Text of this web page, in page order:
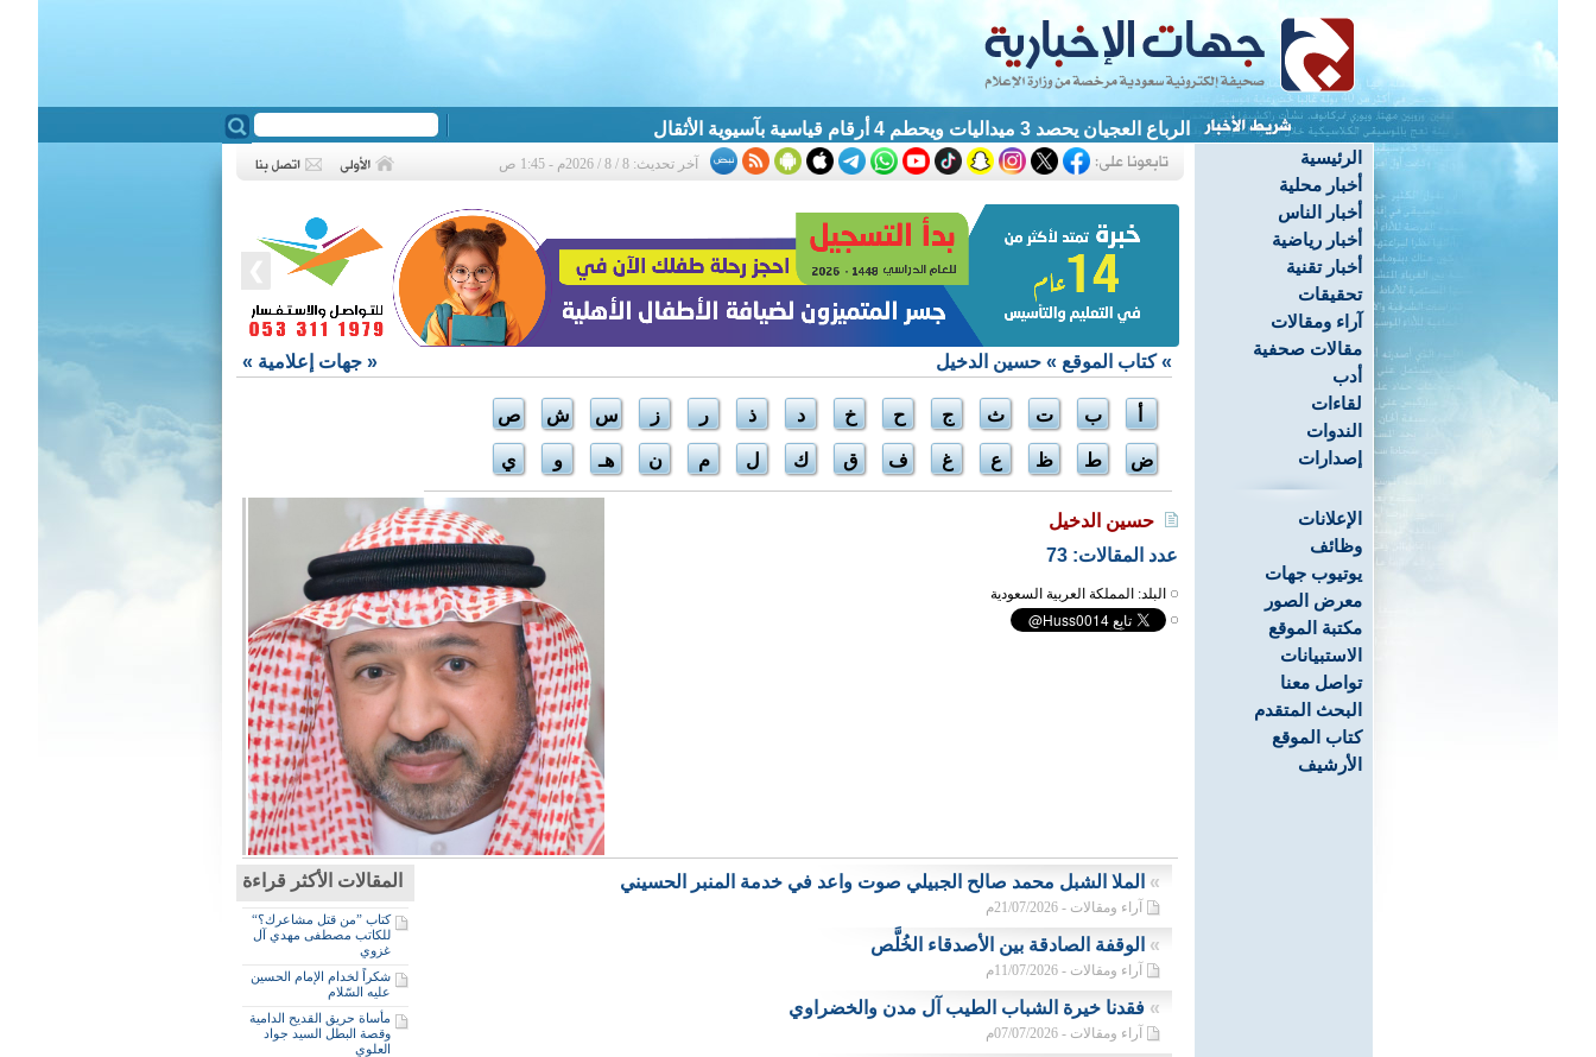
الرباع العجيان يحصد 3 ميداليات ويحطم 4 أرقام قياسية بآسيوية الأثقال
الرئيسية
أخبار محلية
أخبار الناس
أخبار رياضية
أخبار تقنية
تحقيقات
آراء ومقالات
مقالات صحفية
أدب
لقاءات
الندوات
إصدارات
الإعلانات
وظائف
يوتيوب جهات
معرض الصور
مكتبة الموقع
الاستبيانات
تواصل معنا
البحث المتقدم
كتاب الموقع
الأرشيف
آخر تحديث: 8 / 8 / 2026م - 1:45 ص
« جهات إعلامية » »كتاب الموقع » حسين الدخيل
أ ب ت ث ج ح خ د ذ ر ز س ش ص
ض ط ظ ع غ ف ق ك ل م ن هـ و ي
حسين الدخيل
عدد المقالات: 73
البلد: المملكة العربية السعودية
المقالات الأكثر قراءة
كتاب ”من قتل مشاعرك؟“
للكاتب مصطفى مهدي آل
غزوي
شكراً لخدام الإمام الحسين
عليه السّلام
مأساة حريق القديح الدامية
وقصة البطل السيد جواد
العلوي
» الملا الشبل محمد صالح الجبيلي صوت واعد في خدمة المنبر الحسيني
آراء ومقالات - 21/07/2026م
» الوقفة الصادقة بين الأصدقاء الخُلَّص
آراء ومقالات - 11/07/2026م
» فقدنا خيرة الشباب الطيب آل مدن والخضراوي
آراء ومقالات - 07/07/2026م